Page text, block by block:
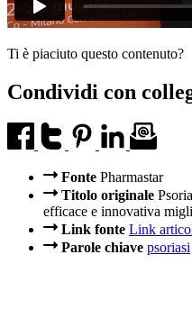
Ti è piaciuto questo contenuto?
Condividi con
Fonte Pharmastar
Titolo originale
efficace e innovativa
Link fonte Link
Parole chiave psoriasi